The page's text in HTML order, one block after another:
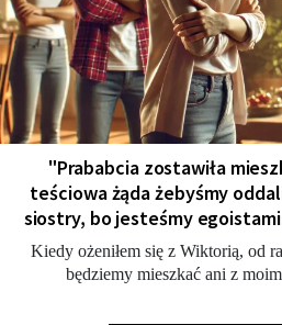
"Prababcia zostawiła
teściowa żąda żebyśmy
siostry, bo jesteśmy
Kiedy ożeniłem się z Wiktorią, od
będziemy mieszkać ani z